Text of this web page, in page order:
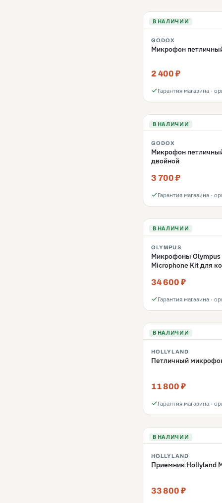
В НАЛИЧИИ
GODOX
Микрофон
2 400 ₽
Гарантия магазина ·
В НАЛИЧИИ
GODOX
Микрофон
двойной
3 700 ₽
Гарантия магазина ·
В НАЛИЧИИ
OLYMPUS
Микрофоны Olympus
Microphone Kit для
34 600 ₽
Гарантия магазина ·
В НАЛИЧИИ
HOLLYLAND
Петличный
11 800 ₽
Гарантия магазина ·
В НАЛИЧИИ
HOLLYLAND
Приемник Hollyland
33 800 ₽